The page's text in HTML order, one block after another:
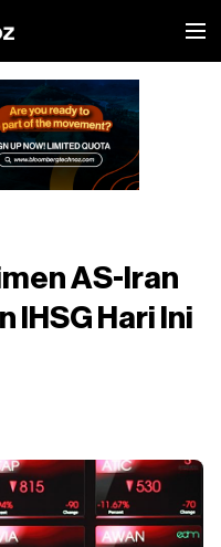
AS-Iran
IHSG Hari Ini